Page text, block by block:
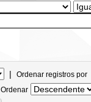
| Ordenar registros por
Ordenar